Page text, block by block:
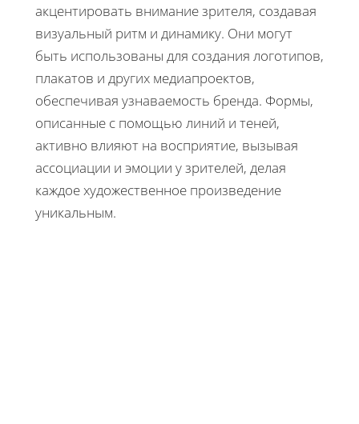
акцентировать внимание зрителя, создавая
визуальный ритм и динамику. Они могут
быть использованы для создания логотипов,
плакатов и других медиапроектов,
обеспечивая узнаваемость бренда. Формы,
описанные с помощью линий и теней,
активно влияют на восприятие, вызывая
ассоциации и эмоции у зрителей, делая
каждое художественное произведение
уникальным.